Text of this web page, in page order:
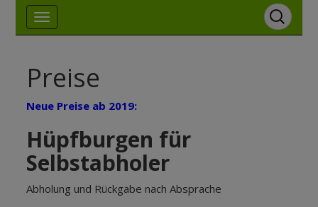
Preise
Neue Preise ab 2019:
Hüpfburgen für
Selbstabholer
Abholung und Rückgabe nach Absprache